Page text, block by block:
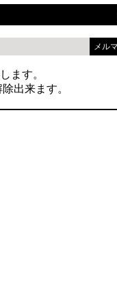
ます。
出来ます。